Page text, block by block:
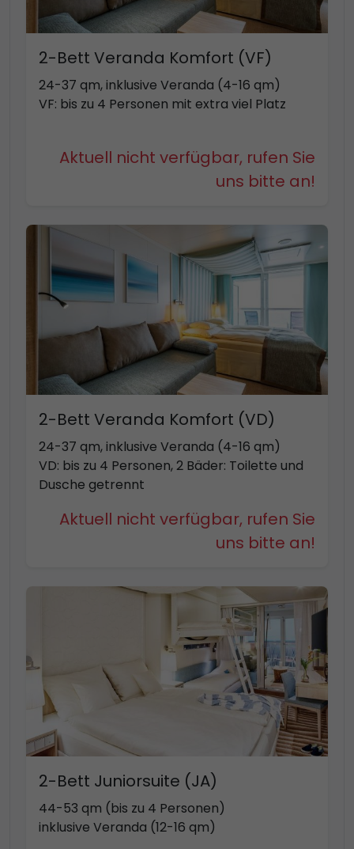
2-Bett Veranda Komfort (VF)
24-37 qm, inklusive Veranda (4-16 qm)
VF: bis zu 4 Personen mit extra viel Platz
Aktuell nicht verfügbar, rufen Sie
uns bitte an!
2-Bett Veranda Komfort (VD)
24-37 qm, inklusive Veranda (4-16 qm)
VD: bis zu 4 Personen, 2 Bäder: Toilette und
Dusche getrennt
Aktuell nicht verfügbar, rufen Sie
uns bitte an!
2-Bett Juniorsuite (JA)
44-53 qm (bis zu 4 Personen)
inklusive Veranda (12-16 qm)